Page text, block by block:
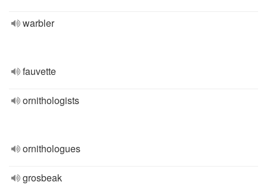
warbler
fauvette
ornithologists
ornithologues
grosbeak